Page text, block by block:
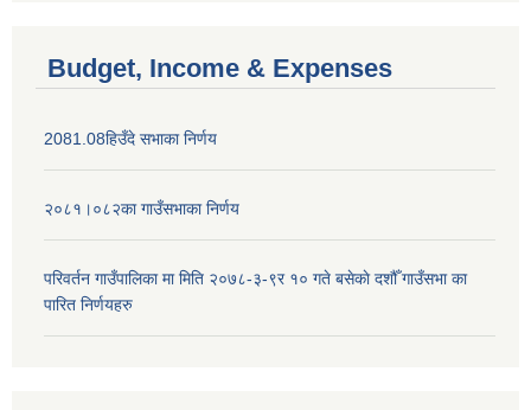
Budget, Income & Expenses
2081.08हिउँदे सभाका निर्णय
२०८१।०८२का गाउँसभाका निर्णय
परिवर्तन गाउँपालिका मा मिति २०७८-३-९र १० गते बसेकाे दशौँ गाउँसभा का
पारित निर्णयहरु